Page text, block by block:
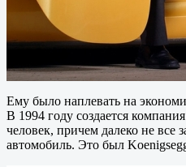
Ему было наплевать на
В 1994 году создается
человек, причем далеко не все
автомобиль. Это был